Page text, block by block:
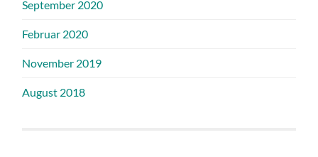
September 2020
Februar 2020
November 2019
August 2018